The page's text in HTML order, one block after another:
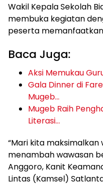
Wakil Kepala Sekolah
membuka kegiatan
peserta
Baca Juga:
Aksi Memukau
Gala Dinner di
Mugeb…
Mugeb Raih
Literasi…
“Mari kita maksimalkan
menambah wawasan
Anggoro, Kanit
Lintas (Kamsel)